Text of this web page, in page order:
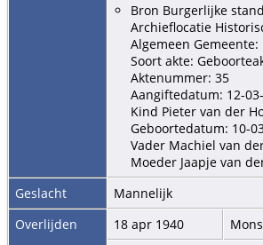
Bron Burgerlijke
Archieflocatie
Algemeen
Soort akte:
Aktenummer: 35
Aangiftedatum: 12-
Kind Pieter van der
Geboortedatum: 10-
Vader Machiel van
Moeder Jaapje van
Geslacht
Mannelijk
Overlijden
18 apr 1940